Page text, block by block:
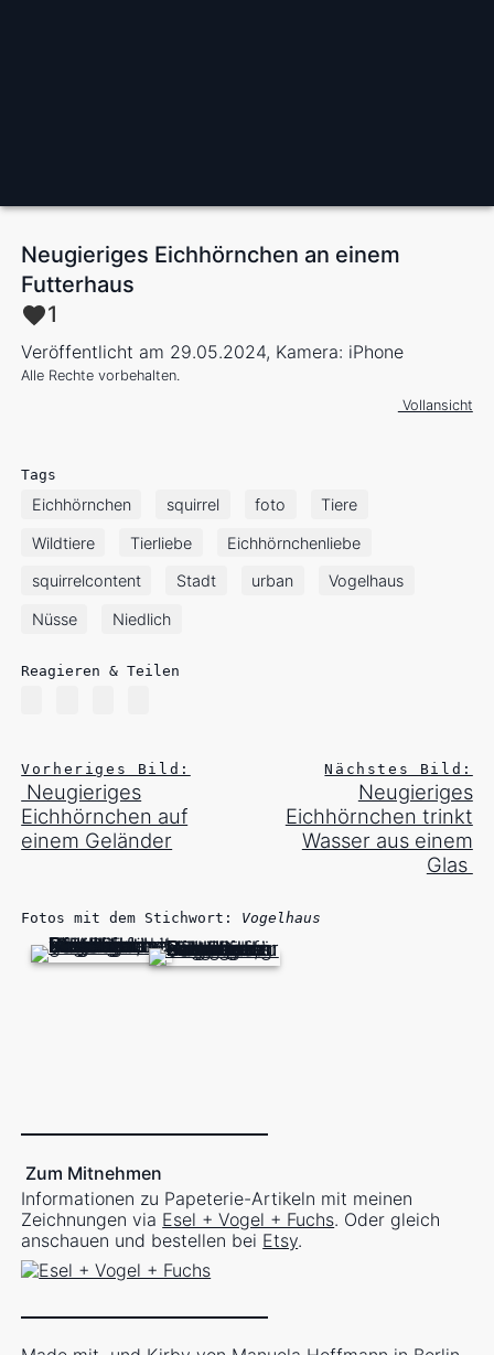
Neugieriges Eichhörnchen an einem
Futterhaus
1
Veröffentlicht am 29.05.2024, Kamera: iPhone
Alle Rechte vorbehalten.
Vollansicht
Tags
Eichhörnchen squirrel foto Tiere
Wildtiere Tierliebe Eichhörnchenliebe
squirrelcontent Stadt urban Vogelhaus
Nüsse Niedlich
Reagieren & Teilen
Vorheriges Bild:
Neugieriges
Eichhörnchen auf
einem Geländer
Nächstes Bild:
Neugieriges
Eichhörnchen trinkt
Wasser aus einem
Glas
Fotos mit dem Stichwort: Vogelhaus
Zum Mitnehmen
Informationen zu Papeterie-Artikeln mit meinen
Zeichnungen via Esel + Vogel + Fuchs. Oder gleich
anschauen und bestellen bei Etsy.